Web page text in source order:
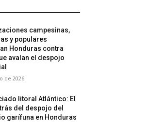
campesinas,
y populares
Honduras contra
avalan el despojo
de 2026
litoral Atlántico: El
del despojo del
garífuna en Honduras